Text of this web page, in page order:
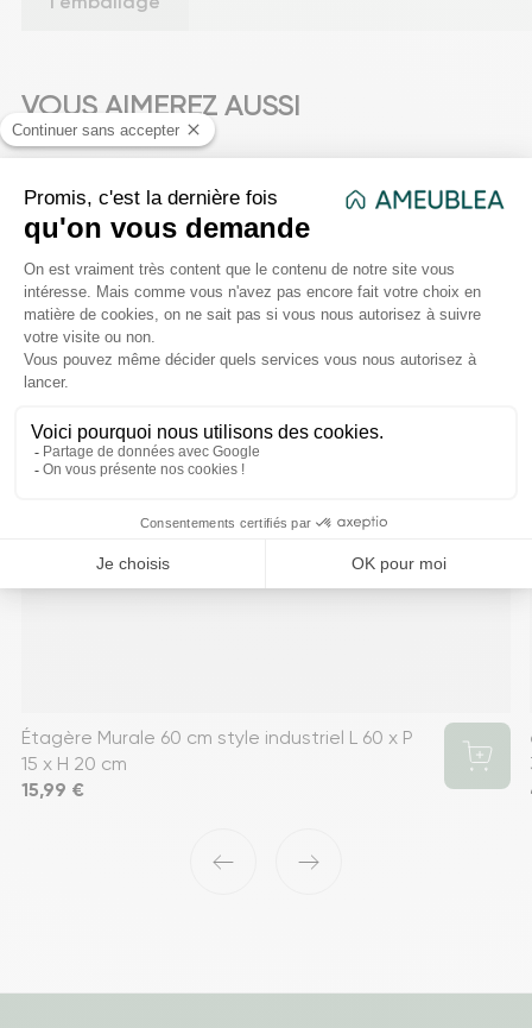
VOUS AIMEREZ AUSSI
favorite
Étagère Murale 60 cm style industriel L 60 x P
15 x H 20 cm
Prix
15,99 €
‹ ›